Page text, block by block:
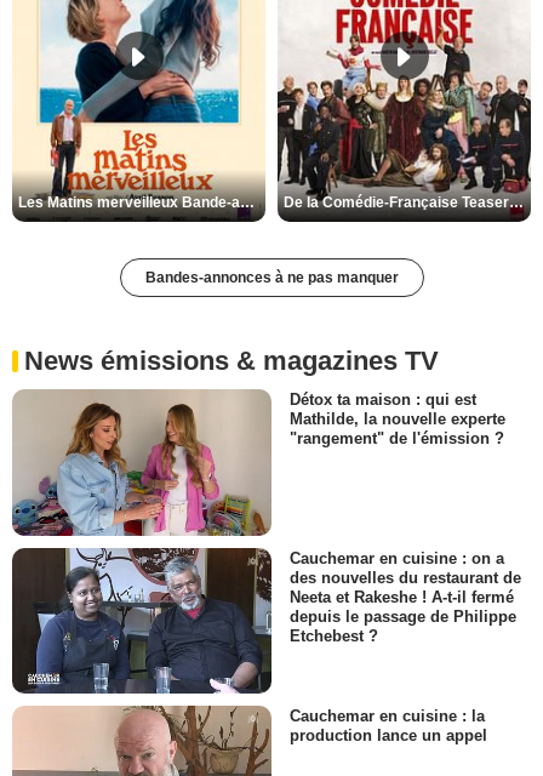
Les Matins merveilleux Bande-annonce VF De la Comédie-Française Teaser VF
Bandes-annonces à ne pas manquer
News émissions & magazines TV
Détox ta maison : qui est
Mathilde, la nouvelle experte
"rangement" de l'émission ?
Cauchemar en cuisine : on a
des nouvelles du restaurant de
Neeta et Rakeshe ! A-t-il fermé
depuis le passage de Philippe
Etchebest ?
Cauchemar en cuisine : la
production lance un appel